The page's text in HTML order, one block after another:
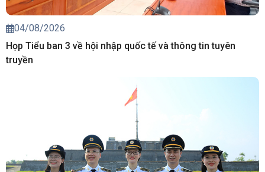
04/08/2026
Họp Tiểu ban 3 về hội nhập quốc tế và thông tin tuyên
truyền